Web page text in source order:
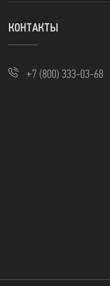
КОНТАКТЫ
+7 (800) 333-03-68